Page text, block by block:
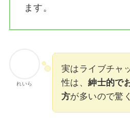
ます。
れいら
実はライブチャ
性は、紳士的で
方が多いので驚